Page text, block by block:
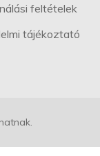
feltételek
tájékoztató